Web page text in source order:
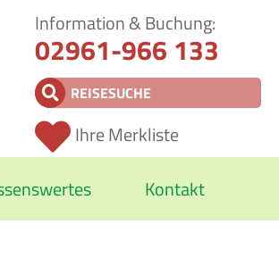
Information & Buchung:
02961-966 133
Ihre Merkliste
Kontakt